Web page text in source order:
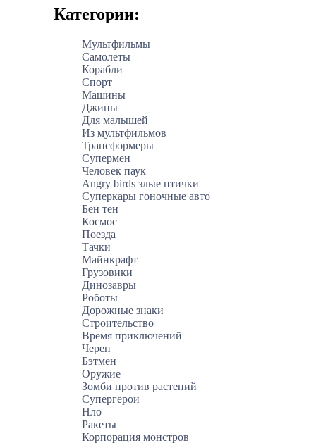
Категории:
Мультфильмы
Самолеты
Корабли
Спорт
Машины
Джипы
Для малышей
Из мультфильмов
Трансформеры
Супермен
Человек паук
Angry birds злые птички
Суперкары гоночные авто
Бен тен
Космос
Поезда
Тачки
Майнкрафт
Грузовики
Динозавры
Роботы
Дорожные знаки
Строительство
Время приключений
Череп
Бэтмен
Оружие
Зомби против растений
Супергерои
Нло
Ракеты
Корпорация монстров